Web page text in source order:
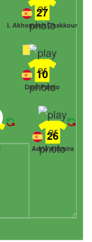
26
Adrià Altimira
10
Dani Parejo
27
I. Akhomach Chakkour